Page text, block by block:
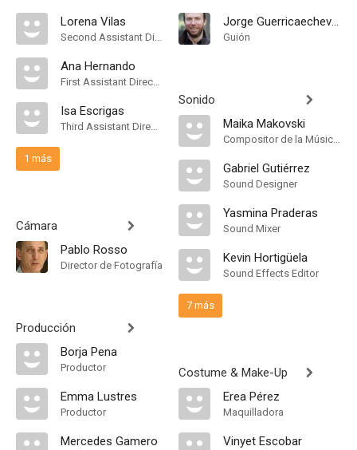
Lorena Vilas
Second Assistant Director
Ana Hernando
First Assistant Director
Isa Escrigas
Third Assistant Director
1 más
Cámara
Pablo Rosso
Director de Fotografía
Producción
Borja Pena
Productor
Emma Lustres
Productor
Mercedes Gamero
Jorge Guerricaechevarría
Guión
Sonido
Maika Makovski
Compositor de la Música Original, Música
Gabriel Gutiérrez
Sound Designer
Yasmina Praderas
Sound Mixer
Kevin Hortigüela
Sound Effects Editor
7 más
Costume & Make-Up
Erea Pérez
Maquilladora
Vinyet Escobar